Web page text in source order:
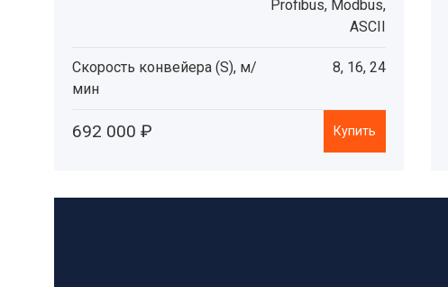
Profibus, Modbus,
ASCII
Скорость конвейера (S), м/
мин
8, 16, 24
692 000 ₽ Купить